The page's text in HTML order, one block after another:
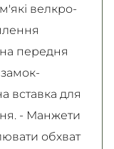
велкро-
передня
вставка для
- Манжети
обхват